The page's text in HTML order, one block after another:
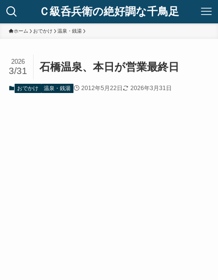
Ｃ級呑兵衛の絶好調な千鳥足
ホーム おでかけ 温泉・銭湯
石橋温泉、本日が営業最終日
2026
3/31
おでかけ 温泉・銭湯 2012年5月22日 2026年3月31日